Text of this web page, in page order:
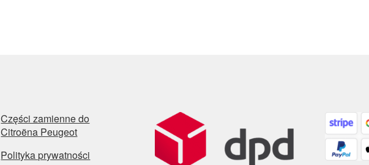
Części zamienne do
Citroëna Peugeot
Polityka prywatności